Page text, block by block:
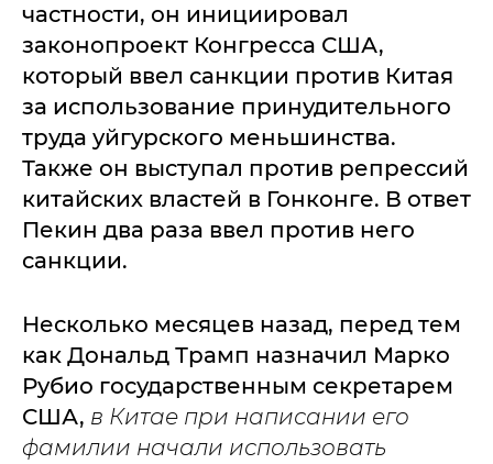
частности, он инициировал
законопроект Конгресса США,
который ввел санкции против Китая
за использование принудительного
труда уйгурского меньшинства.
Также он выступал против репрессий
китайских властей в Гонконге. В ответ
Пекин два раза ввел против него
санкции.
Несколько месяцев назад, перед тем
как Дональд Трамп назначил Марко
Рубио государственным секретарем
США, в Китае при написании его
фамилии начали использовать